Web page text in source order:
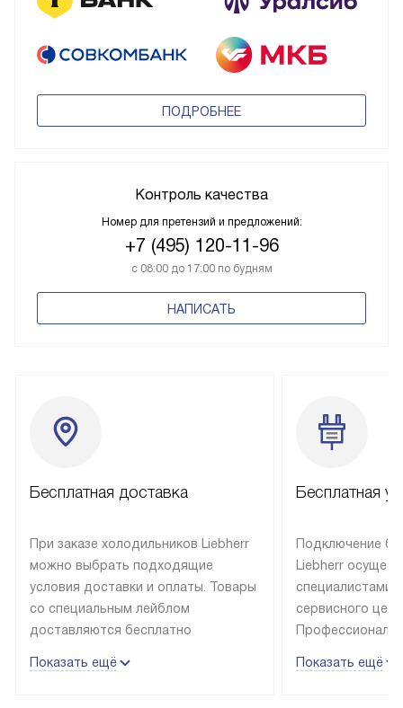
ПОДРОБНЕЕ
Контроль качества
Номер для претензий и предложений:
+7 (495) 120-11-96
с 08:00 до 17:00 по будням
НАПИСАТЬ
Бесплатная доставка
При заказе холодильников Liebherr
можно выбрать подходящие
условия доставки и оплаты. Товары
со специальным лейблом
доставляются бесплатно
до подъезда, выезд за МКАД
Показать ещё
Бесплатная
Подключение
Liebherr
специалистами
сервисного
эксплуатации
Показать ещё